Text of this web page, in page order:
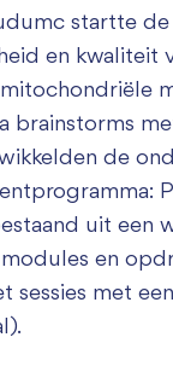
startte
en kwaliteit
brainstorms
de
uit een
en
sessies met